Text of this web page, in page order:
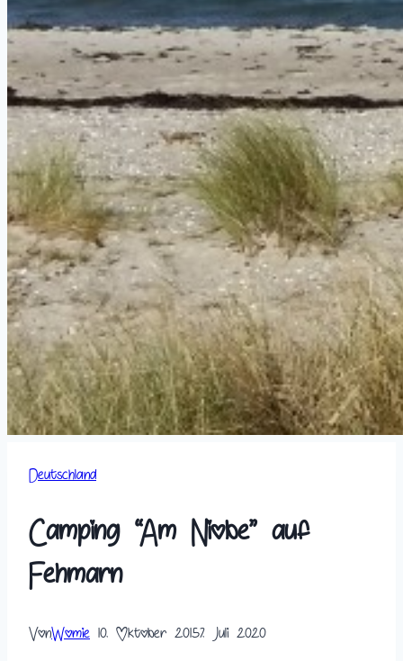
Deutschland
Camping “Am Niobe” auf
Fehmarn
VonWomie 10. Oktober 20157. Juli 2020